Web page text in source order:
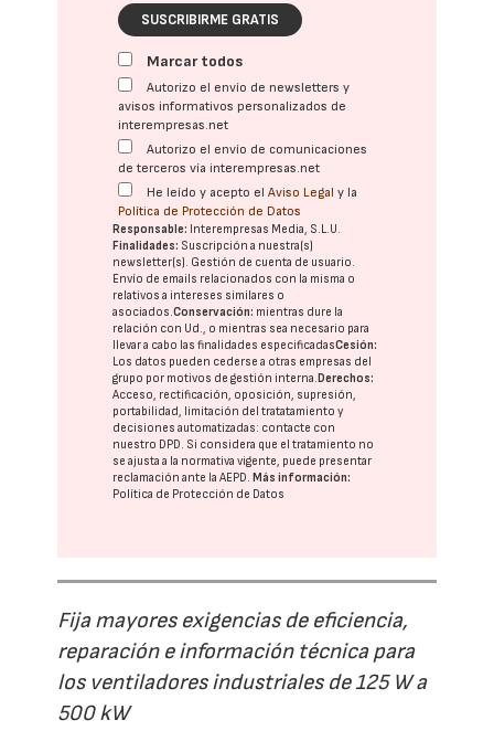
SUSCRIBIRME GRATIS
Marcar todos
Autorizo el envío de newsletters y
avisos informativos personalizados de
interempresas.net
Autorizo el envío de comunicaciones
de terceros vía interempresas.net
He leído y acepto elAviso Legal y la
Política de Protección de Datos
Responsable: Interempresas Media, S.L.U.
Finalidades: Suscripción a nuestra(s)
newsletter(s). Gestión de cuenta de usuario.
Envío de emails relacionados con la misma o
relativos a intereses similares o
asociados.Conservación: mientras dure la
relación con Ud., o mientras sea necesario para
llevar a cabo las finalidades especificadasCesión:
Los datos pueden cederse a otras empresas del
grupo por motivos de gestión interna.Derechos:
Acceso, rectificación, oposición, supresión,
portabilidad, limitación del tratatamiento y
decisiones automatizadas: contacte con
nuestro DPD. Si considera que el tratamiento no
se ajusta a la normativa vigente, puede presentar
reclamación ante laAEPD.Más información:
Política de Protección de Datos
Fija mayores exigencias de eficiencia,
reparación e información técnica para
los ventiladores industriales de 125 W a
500 kW